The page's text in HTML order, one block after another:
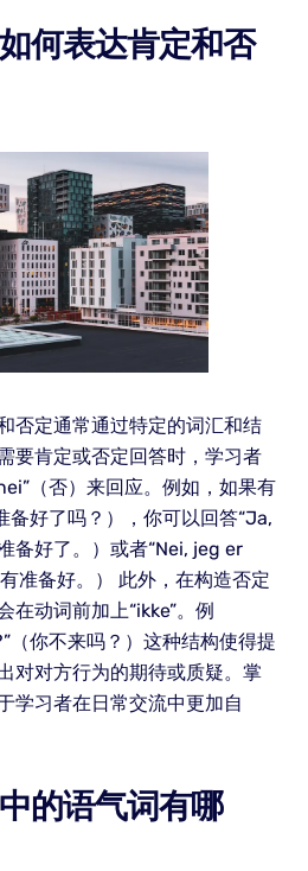
何表达肯定和否
否定通常通过特定的词汇和结
要肯定或否定回答时，学习者
（否）来回应。例如，如果有
备好了吗？），你可以回答“Ja,
备好了。）或者“Nei, jeg er
准备好。） 此外，在构造否定
在动词前加上“ikke”。例
（你不来吗？）这种结构使得提
对对方行为的期待或质疑。掌
学习者在日常交流中更加自
的语气词有哪